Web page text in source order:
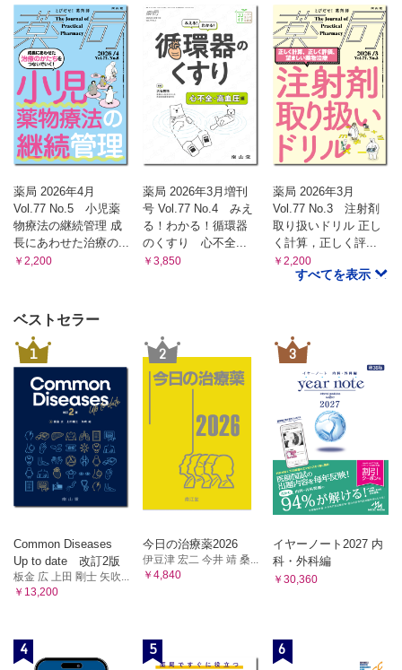
薬局 2026年4月
Vol.77 No.5 小児薬
物療法の継続管理 成
長にあわせた治療の...
￥2,200
薬局 2026年3月増刊
号 Vol.77 No.4 みえ
る！わかる！循環器
のくすり 心不全...
￥3,850
薬局 2026年3月
Vol.77 No.3 注射剤
取り扱いドリル 正し
く計算，正しく評...
￥2,200
すべてを表示
ベストセラー
1
Common Diseases
Up to date 改訂2版
板金 広 上田 剛士 矢吹...
￥13,200
2
今日の治療薬2026
伊豆津 宏二 今井 靖 桑...
￥4,840
3
イヤーノート2027 内
科・外科編
￥30,360
4 5 6